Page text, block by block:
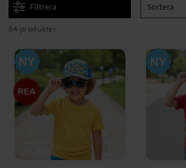
Filtrera Sortera
64 produkter